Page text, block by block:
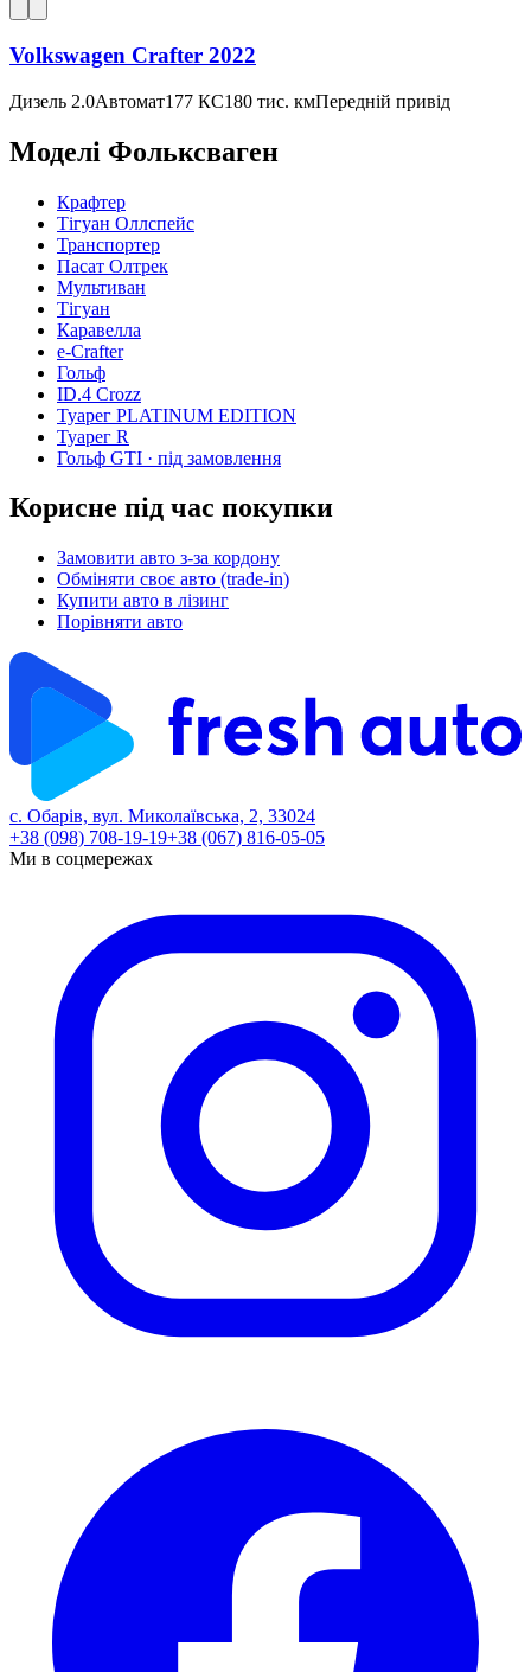
Volkswagen Crafter 2022
Дизель 2.0Автомат177 КС180 тис. кмПередній привід
Моделі Фольксваген
Крафтер
Тігуан Оллспейс
Транспортер
Пасат Олтрек
Мультиван
Тігуан
Каравелла
e-Crafter
Гольф
ID.4 Crozz
Туарег PLATINUM EDITION
Туарег R
Гольф GTI · під замовлення
Корисне під час покупки
Замовити авто з-за кордону
Обміняти своє авто (trade-in)
Купити авто в лізинг
Порівняти авто
с. Обарів, вул. Миколаївська, 2, 33024
+38 (098) 708-19-19+38 (067) 816-05-05
Ми в соцмережах